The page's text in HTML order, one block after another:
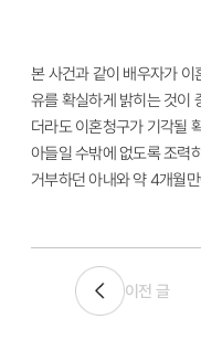
본 사건과 같이 배우자가
유를 확실하게 밝히는 것이
더라도 이혼청구가 기각될
아들일 수밖에 없도록 조력
거부하던 아내와 약 4개월
이전 글